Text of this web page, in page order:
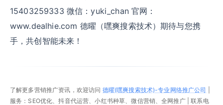
15403259333 微信：yuki_chan 官网：
www.dealhie.com 德曜（嘿爽搜索技术）期待与您携
手，共创智能未来！
了解更多营销推广资讯，欢迎访问 德曜(嘿爽搜索技术)-专业网络推广公司
服务：SEO优化、抖音代运营、小红书种草、微信营销、全网推广 | 联系电